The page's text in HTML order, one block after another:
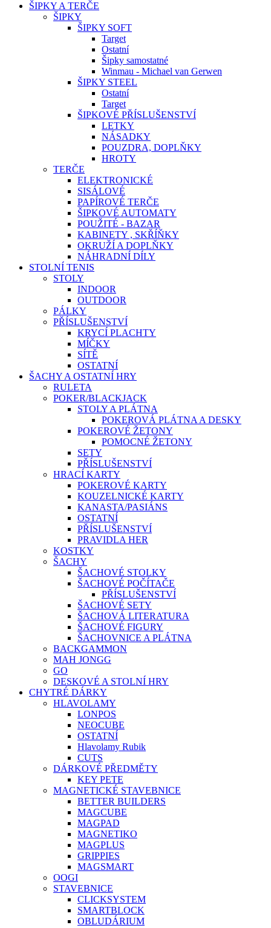
ŠIPKY A TERČE
ŠIPKY
ŠIPKY SOFT
Target
Ostatní
Šipky samostatné
Winmau - Michael van Gerwen
ŠIPKY STEEL
Ostatní
Target
ŠIPKOVÉ PŘÍSLUŠENSTVÍ
LETKY
NÁSADKY
POUZDRA, DOPLŇKY
HROTY
TERČE
ELEKTRONICKÉ
SISÁLOVÉ
PAPÍROVÉ TERČE
ŠIPKOVÉ AUTOMATY
POUŽITÉ - BAZAR
KABINETY , SKŘÍŇKY
OKRUŽÍ A DOPLŇKY
NÁHRADNÍ DÍLY
STOLNÍ TENIS
STOLY
INDOOR
OUTDOOR
PÁLKY
PŘÍSLUŠENSTVÍ
KRYCÍ PLACHTY
MÍČKY
SÍTĚ
OSTATNÍ
ŠACHY A OSTATNÍ HRY
RULETA
POKER/BLACKJACK
STOLY A PLÁTNA
POKEROVÁ PLÁTNA A DESKY
POKEROVÉ ŽETONY
POMOCNÉ ŽETONY
SETY
PŘÍSLUŠENSTVÍ
HRACÍ KARTY
POKEROVÉ KARTY
KOUZELNICKÉ KARTY
KANASTA/PASIÁNS
OSTATNÍ
PŘÍSLUŠENSTVÍ
PRAVIDLA HER
KOSTKY
ŠACHY
ŠACHOVÉ STOLKY
ŠACHOVÉ POČÍTAČE
PŘÍSLUŠENSTVÍ
ŠACHOVÉ SETY
ŠACHOVÁ LITERATURA
ŠACHOVÉ FIGURY
ŠACHOVNICE A PLÁTNA
BACKGAMMON
MAH JONGG
GO
DESKOVÉ A STOLNÍ HRY
CHYTRÉ DÁRKY
HLAVOLAMY
LONPOS
NEOCUBE
OSTATNÍ
Hlavolamy Rubik
CUTS
DÁRKOVÉ PŘEDMĚTY
KEY PETE
MAGNETICKÉ STAVEBNICE
BETTER BUILDERS
MAGCUBE
MAGPAD
MAGNETIKO
MAGPLUS
GRIPPIES
MAGSMART
OOGI
STAVEBNICE
CLICKSYSTEM
SMARTBLOCK
OBLUDÁRIUM